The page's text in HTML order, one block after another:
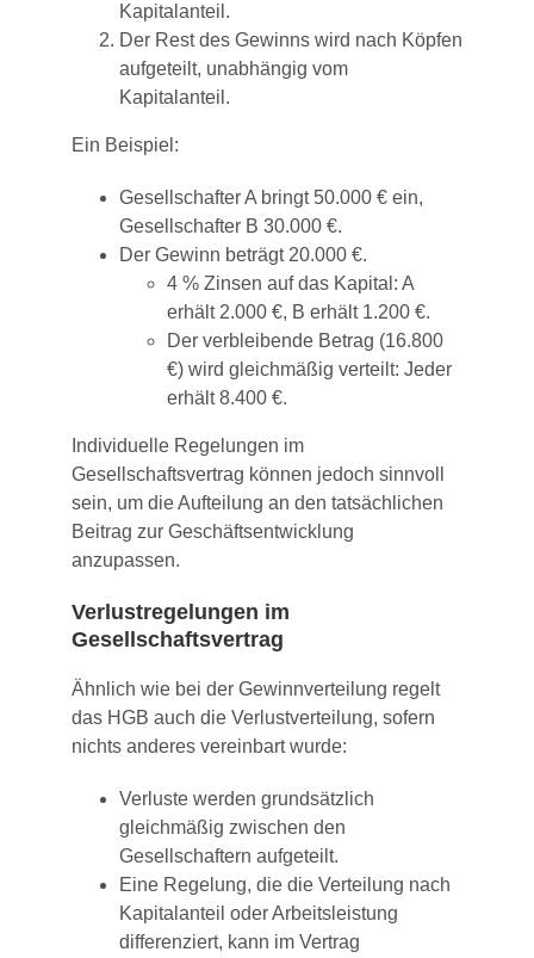
Kapitalanteil.
Der Rest des Gewinns wird nach Köpfen
aufgeteilt, unabhängig vom
Kapitalanteil.
Ein Beispiel:
Gesellschafter A bringt 50.000 € ein,
Gesellschafter B 30.000 €.
Der Gewinn beträgt 20.000 €.
4 % Zinsen auf das Kapital: A
erhält 2.000 €, B erhält 1.200 €.
Der verbleibende Betrag (16.800
€) wird gleichmäßig verteilt: Jeder
erhält 8.400 €.
Individuelle Regelungen im
Gesellschaftsvertrag können jedoch sinnvoll
sein, um die Aufteilung an den tatsächlichen
Beitrag zur Geschäftsentwicklung
anzupassen.
Verlustregelungen im
Gesellschaftsvertrag
Ähnlich wie bei der Gewinnverteilung regelt
das HGB auch die Verlustverteilung, sofern
nichts anderes vereinbart wurde:
Verluste werden grundsätzlich
gleichmäßig zwischen den
Gesellschaftern aufgeteilt.
Eine Regelung, die die Verteilung nach
Kapitalanteil oder Arbeitsleistung
differenziert, kann im Vertrag